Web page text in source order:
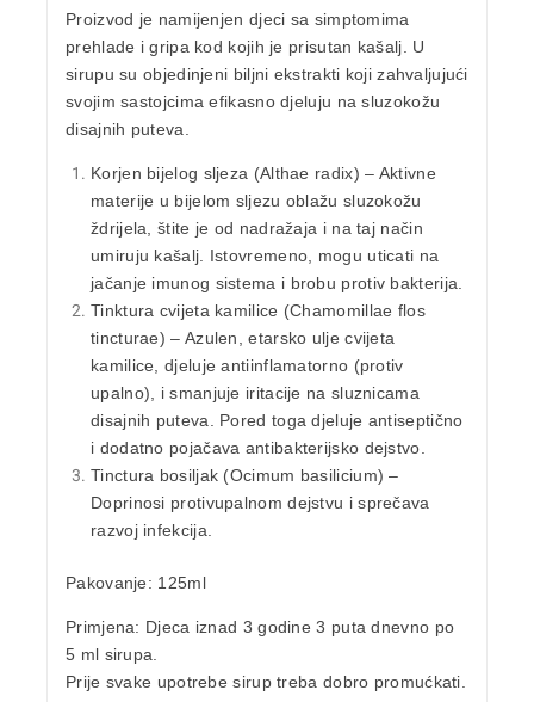
Proizvod je namijenjen djeci sa simptomima
prehlade i gripa kod kojih je prisutan kašalj. U
sirupu su objedinjeni biljni ekstrakti koji zahvaljujući
svojim sastojcima efikasno djeluju na sluzokožu
disajnih puteva.
Korjen bijelog sljeza (Althae radix) – Aktivne
materije u bijelom sljezu oblažu sluzokožu
ždrijela, štite je od nadražaja i na taj način
umiruju kašalj. Istovremeno, mogu uticati na
jačanje imunog sistema i brobu protiv bakterija.
Tinktura cvijeta kamilice (Chamomillae flos
tincturae) – Azulen, etarsko ulje cvijeta
kamilice, djeluje antiinflamatorno (protiv
upalno), i smanjuje iritacije na sluznicama
disajnih puteva. Pored toga djeluje antiseptično
i dodatno pojačava antibakterijsko dejstvo.
Tinctura bosiljak (Ocimum basilicium) –
Doprinosi protivupalnom dejstvu i sprečava
razvoj infekcija.
Pakovanje: 125ml
Primjena: Djeca iznad 3 godine 3 puta dnevno po
5 ml sirupa.
Prije svake upotrebe sirup treba dobro promućkati.